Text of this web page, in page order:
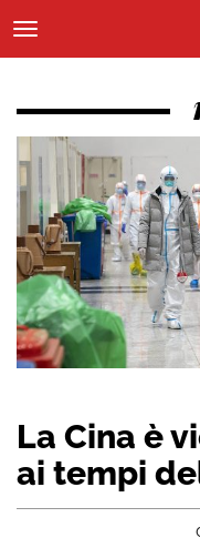
La Cina è
ai tempi